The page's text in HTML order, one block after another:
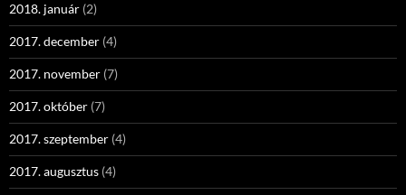
2018. január (2)
2017. december (4)
2017. november (7)
2017. október (7)
2017. szeptember (4)
2017. augusztus (4)